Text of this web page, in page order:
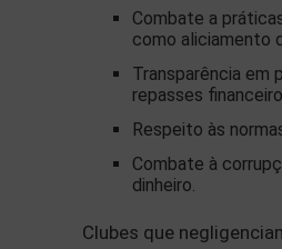
Combate a
como aliciamento
Transparência em
repasses
Respeito às
Combate à
dinheiro.
Clubes que